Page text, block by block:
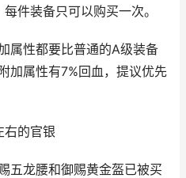
件装备只可以购买一次。
属性都要比普通的A级装备
加属性有7%回血，提议优先
的官银
五龙腰和御赐黄金盔已被买